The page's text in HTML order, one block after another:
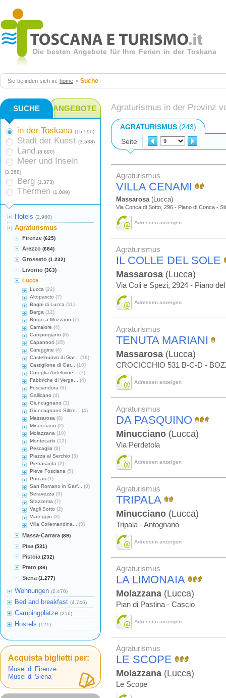
Die besten Angebote für Ihre Ferien in der Toskana
Sie befinden sich in: home > Suche
Agraturismus in der Provinz
AGRATURISMUS (243)
Seite
Agraturismus
VILLA CENAMI
Massarosa(Lucca)
Via Conca di Sotto, 296 - Piano di Conca -
Adressen anzeigen
Agraturismus
IL COLLE DEL SOLE
Massarosa (Lucca)
Via Coli e Spezi, 2924 - Piano
Adressen anzeigen
Agraturismus
TENUTA MARIANI
Massarosa (Lucca)
CROCICCHIO 531 B-C-D -
Adressen anzeigen
Agraturismus
DA PASQUINO
Minucciano (Lucca)
Via Perdetola
Adressen anzeigen
Agraturismus
TRIPALA
Minucciano (Lucca)
Tripala - Antognano
Adressen anzeigen
Agraturismus
LA LIMONAIA
Molazzana (Lucca)
Pian di Pastina - Cascio
Adressen anzeigen
Agraturismus
LE SCOPE
Molazzana (Lucca)
Le Scope
SUCHE ANGEBOTE
in der Toskana (15.590)
Stadt der Kunst (3.538)
Land (8.690)
Meer und Inseln
(3.368)
Berg (1.373)
Thermen (1.089)
Hotels (2.960)
Agraturismus
Firenze (625)
Arezzo (684)
Grosseto (1.232)
Livorno (363)
Lucca
Lucca (22)
Altopascio (7)
Bagni di Lucca (11)
Barga (12)
Borgo a Mozzano (7)
Camaiore (4)
Camporgiano (8)
Capannori (35)
Careggine (4)
Castelnuovo di Gar...
(10)
Castiglione di Gar...
(10)
Coreglia Antelmine...
(7)
Fabbriche di Verge...
(4)
Fosciandora (5)
Gallicano (4)
Giuncugnano (1)
Giuncugnano-Sillan...
(4)
Massarosa (8)
Minucciano (2)
Molazzana (10)
Montecarlo (12)
Pescaglia (9)
Piazza al Serchio (3)
Pietrasanta (2)
Pieve Fosciana (9)
Porcari (1)
San Romano in Garf...
(8)
Seravezza (3)
Stazzema (7)
Vagli Sotto (2)
Viareggio (3)
Villa Collemandina...
(9)
Massa-Carrara (89)
Pisa (531)
Pistoia (232)
Prato (36)
Siena (1.277)
Wohnungen (2.470)
Bed and breakfast (4.746)
Campingplätze (256)
Hostels (121)
Acquista biglietti per:
Musei di Firenze
Musei di Siena